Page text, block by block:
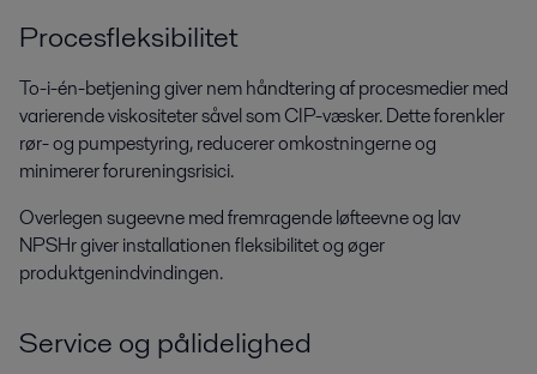
og produktkvaliteten? Alfa Lavals udstyr og løsninger til
Forarbejdning af fødevarer
Procesfleksibilitet
To-i-én-betjening giver nem håndtering af procesmedier med
varierende viskositeter såvel som CIP-væsker. Dette forenkler
rør- og pumpestyring, reducerer omkostningerne og
minimerer forureningsrisici.
Overlegen sugeevne med fremragende løfteevne og lav
NPSHr giver installationen fleksibilitet og øger
produktgenindvindingen.
Service og pålidelighed